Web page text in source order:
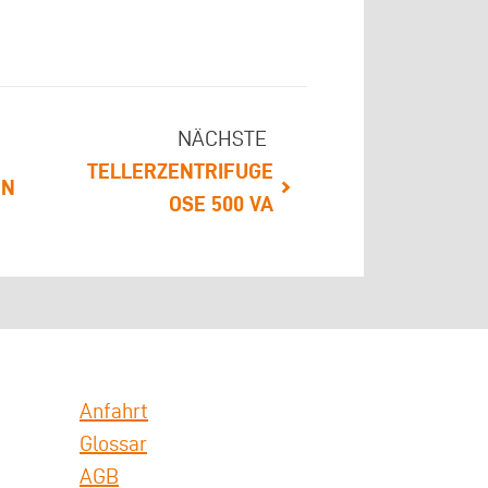
NÄCHSTE
TELLERZENTRIFUGE
OSE 500 VA
Anfahrt
Glossar
AGB